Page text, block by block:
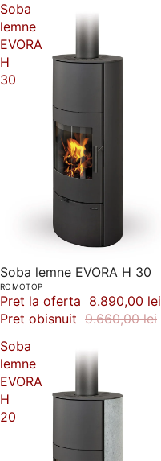
Soba
lemne
EVORA
H
30
-8%
Soba lemne EVORA H 30
ROMOTOP
Pret la oferta 8.890,00 lei
Pret obisnuit 9.660,00 lei
Soba
lemne
EVORA
H
20